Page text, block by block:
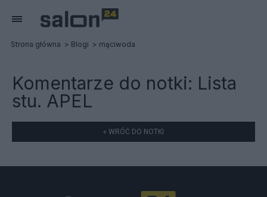
Strona główna Blogi mąciwoda
Komentarze do notki: Lista
stu. APEL
« WRÓĆ DO NOTKI